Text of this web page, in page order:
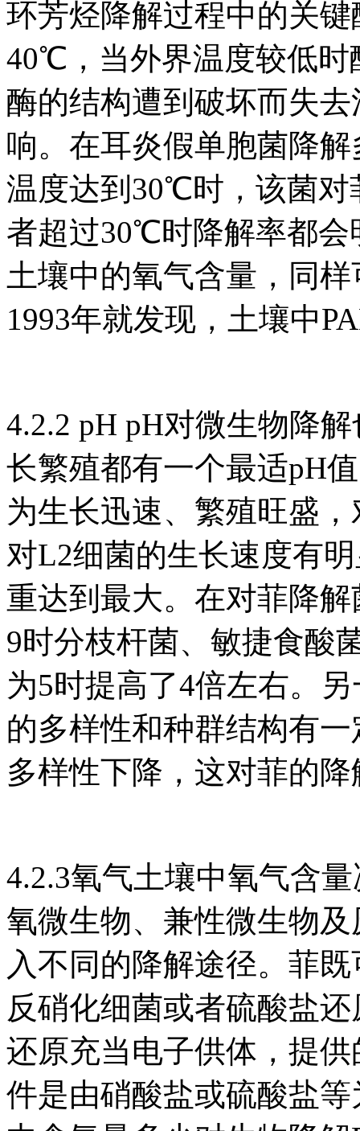
环芳烃降解过程中的关
40℃，当外界温度较低时
酶的结构遭到破坏而失
响。在耳炎假单胞菌降
温度达到30℃时，该菌对
者超过30℃时降解率都会
土壤中的氧气含量，同
1993年就发现，土壤中
4.2.2 pH pH对微生物降
长繁殖都有一个最适pH
为生长迅速、繁殖旺盛
对L2细菌的生长速度有
重达到最大。在对菲降
9时分枝杆菌、敏捷食酸
为5时提高了4倍左右。
的多样性和种群结构有
多样性下降，这对菲的
4.2.3氧气土壤中氧气含
氧微生物、兼性微生物
入不同的降解途径。菲
反硝化细菌或者硫酸盐
还原充当电子供体，提
件是由硝酸盐或硫酸盐